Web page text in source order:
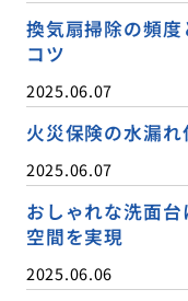
換気扇掃除の頻
コツ
2025.06.07
火災保険の水漏
2025.06.07
おしゃれな洗面
空間を実現
2025.06.06